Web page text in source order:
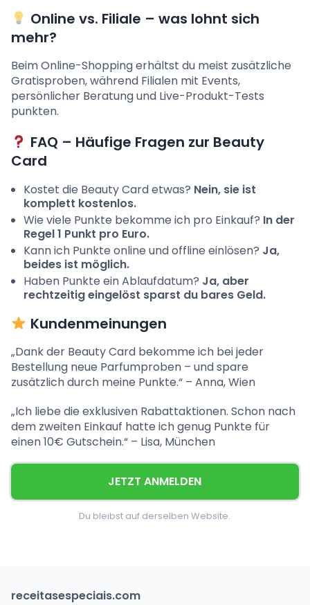
Online vs. Filiale – was lohnt sich
mehr?
Beim Online-Shopping erhältst du meist zusätzliche
Gratisproben, während Filialen mit Events,
persönlicher Beratung und Live-Produkt-Tests
punkten.
FAQ – Häufige Fragen zur Beauty
Card
Kostet die Beauty Card etwas? Nein, sie ist
komplett kostenlos.
Wie viele Punkte bekomme ich pro Einkauf? In der
Regel 1 Punkt pro Euro.
Kann ich Punkte online und offline einlösen? Ja,
beides ist möglich.
Haben Punkte ein Ablaufdatum? Ja, aber
rechtzeitig eingelöst sparst du bares Geld.
Kundenmeinungen
„Dank der Beauty Card bekomme ich bei jeder
Bestellung neue Parfumproben – und spare
zusätzlich durch meine Punkte.“ – Anna, Wien
„Ich liebe die exklusiven Rabattaktionen. Schon nach
dem zweiten Einkauf hatte ich genug Punkte für
einen 10€ Gutschein.“ – Lisa, München
JETZT ANMELDEN
Du bleibst auf derselben Website.
receitasespeciais.com